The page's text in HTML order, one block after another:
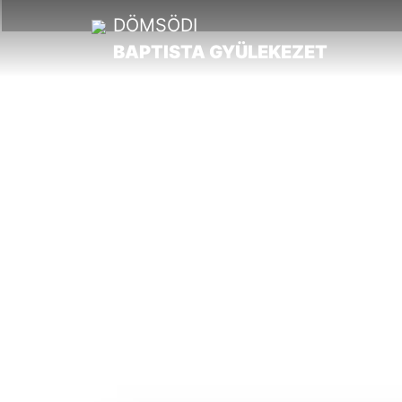
DÖMSÖDI
BAPTISTA GYÜLEKEZET